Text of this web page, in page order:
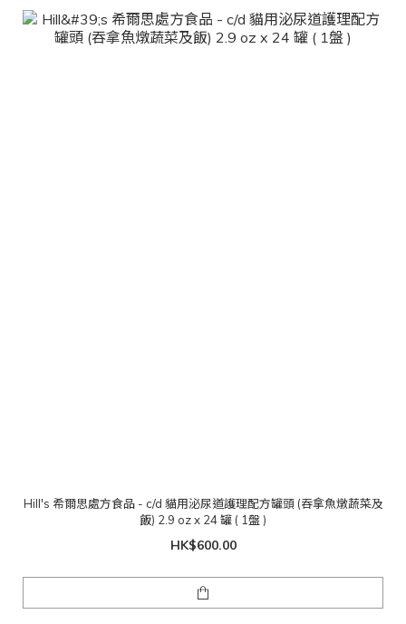
Hill's 希爾思處方食品 - c/d 貓用泌尿道護理配方罐頭 (吞拿魚燉蔬菜及
飯) 2.9 oz x 24 罐 ( 1盤 )
HK$600.00